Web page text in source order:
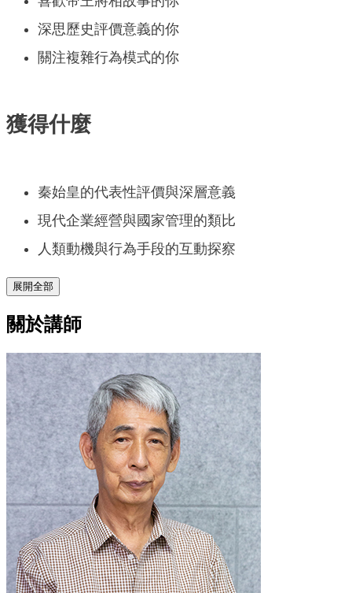
深思歷史評價意義的你
關注複雜行為模式的你
獲得什麼
秦始皇的代表性評價與深層意義
現代企業經營與國家管理的類比
人類動機與行為手段的互動探察
展開全部
關於講師